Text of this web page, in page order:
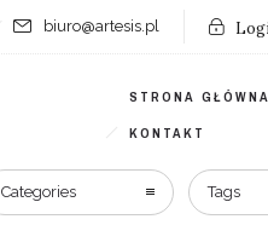
biuro@artesis.pl
STRONA GŁÓWNA
KONTAKT
Categories Tags